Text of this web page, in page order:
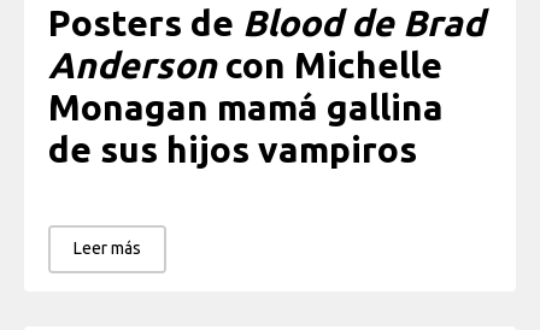
Posters de Blood de Brad
Andersoncon Michelle
Monagan mamá gallina
de sus hijos vampiros
Leer más